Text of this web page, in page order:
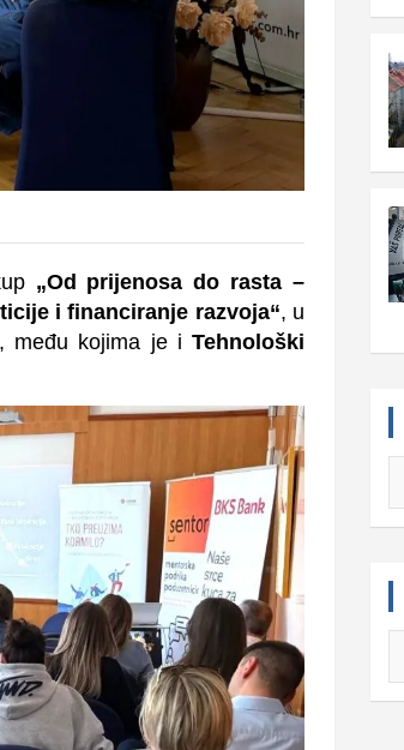
„Od prijenosa do rasta –
i financiranje razvoja“, u
među kojima je iTehnološki